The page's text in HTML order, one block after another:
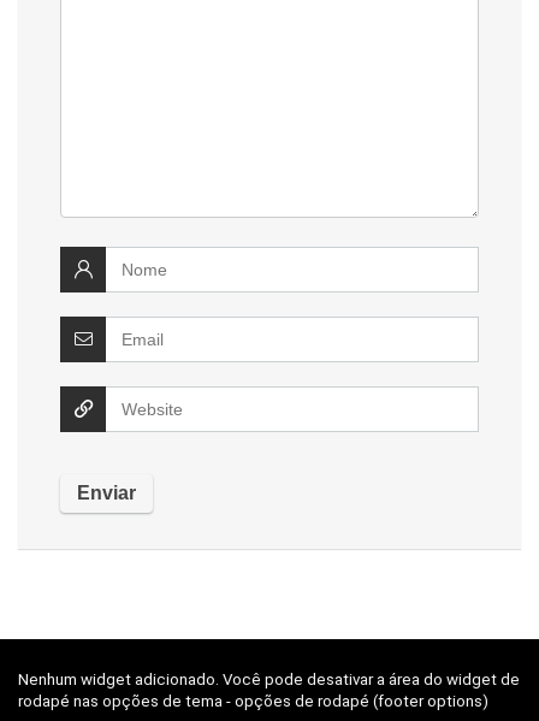
Nenhum widget adicionado. Você pode desativar a área do widget de
rodapé nas opções de tema - opções de rodapé (footer options)